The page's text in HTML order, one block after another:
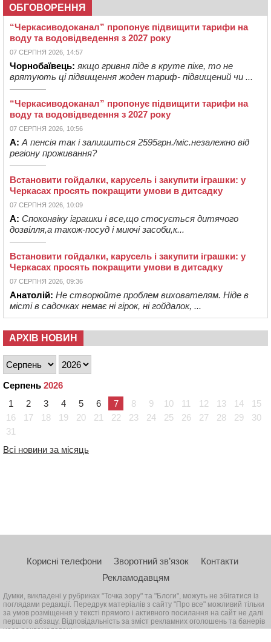
ОБГОВОРЕННЯ
“Черкасиводоканал” пропонує підвищити тарифи на
воду та водовідведення з 2027 року
07 СЕРПНЯ 2026, 14:57
Чорнобаївець: якщо гривня піде в круте піке, то не
врятують ці підвищення жоден тариф- підвищений чи ...
“Черкасиводоканал” пропонує підвищити тарифи на
воду та водовідведення з 2027 року
07 СЕРПНЯ 2026, 10:56
А: А пенсія так і залишиться 2595грн./міс.незалежно від
регіону проживання?
Встановити гойдалки, карусель і закупити іграшки: у
Черкасах просять покращити умови в дитсадку
07 СЕРПНЯ 2026, 10:09
А: Споконвіку іграшки і все,що стосується дитячого
дозвілля,а також-посуд і миючі засоби,к...
Встановити гойдалки, карусель і закупити іграшки: у
Черкасах просять покращити умови в дитсадку
07 СЕРПНЯ 2026, 09:36
Анатолій: Не створюйте проблем вихователям. Ніде в
місті в садочках немає ні гірок, ні гойдалок, ...
АРХІВ НОВИН
Серпень 2026
1
2 3 4 5 6 7 8 9 10 11 12 13 14
15
16
17 18 19 20 21 22 23 24 25 26 27 28 29
30
31
Всі новини за місяць
Корисні телефони Зворотний зв’язок
Контакти
Рекламодавцям
Думки, викладені у рубриках "Точка зору" та "Блоги", можуть не збігатися із
поглядами редакції. Передрук матеріалів з сайту "Про все" можливий тільки
за умов розміщення у тексті прямого і активного посилання на сайт не далі
першого абзацу. Відповідальність за зміст рекламних оголошень та банерів
несе рекламодавець